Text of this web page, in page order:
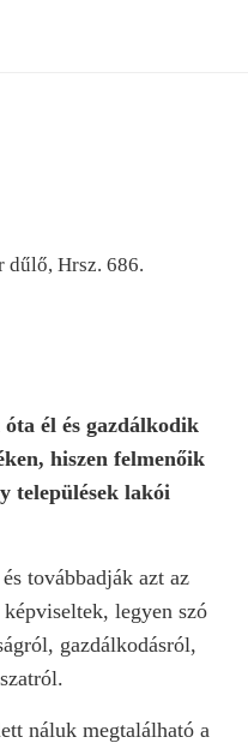
dűlő, Hrsz. 686.
él és gazdálkodik
hiszen felmenőik
települések lakói
továbbadják azt az
legyen szó
gazdálkodásról,
náluk megtalálható a